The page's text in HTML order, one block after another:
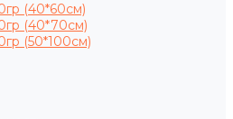
(40*60см)
(40*70см)
(50*100см)